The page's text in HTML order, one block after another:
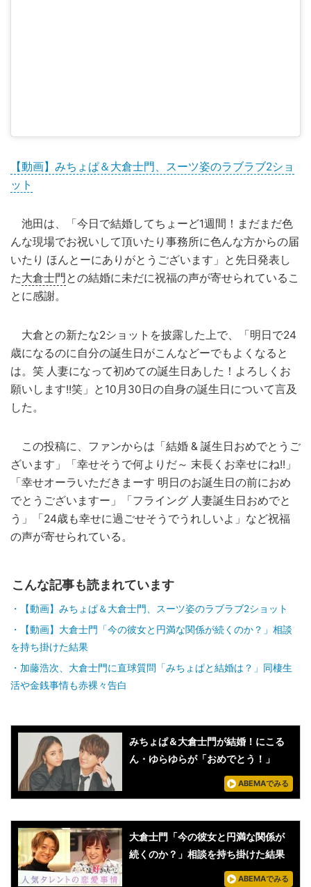
【動画】みちょぱ＆大倉士門、スーツ姿のラブラブ2ショ
ット
池田は、「今日で結婚してちょーど1週間！まだまだ色
んな現場でお祝いして頂いたり事務所に色んな方からの届
いたり ほんとーにありがとうございます」と先日発表し
た大倉士門 との結婚に未だに祝福の声が寄せられているこ
とに感謝。
大倉との新たな2ショットを披露した上で、「明日で24
歳になるのに自分の誕生日がこんなどーでもよくなると
は。笑 人妻になって初めての誕生日あした！よろしくお
願いします!!笑」と10月30日の自身の誕生日について言及
した。
この投稿に、ファンからは「結婚 & 誕生日おめでとうご
ざいます」「幸せそうで何よりだ～ 末長くお幸せにね!!」
「幸せオーラいただきまーす 明日のお誕生日の前におめ
でとうございますー」「フライング 人妻誕生日おめでと
う」「24歳も幸せに過ごせそうでうれしいよ」など祝福
の声が寄せられている。
こんな記事も読まれています
【動画】みちょぱ＆大倉士門、スーツ姿のラブラブ2ショット
【動画】大倉士門「今の彼女と円満な関係が続くのか？」相談
を持ち掛けた結果
加藤浩次、大倉士門に直球質問「みちょぱと結婚は？」同棲生
活や金銭事情も赤裸々告白
みちょぱ＆大倉士門が結婚！にこる
ん・ゆらゆらが「おめでとう！」
ABEMAでみる
大倉士門「今の彼女と円満な関係が
続くのか？」相談を持ち掛けた結果
ABEMAでみる